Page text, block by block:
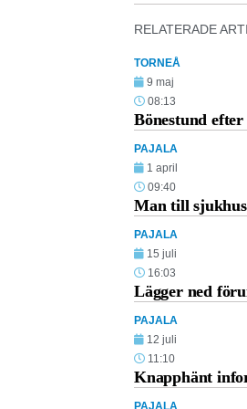
RELATERADE
TORNEÅ
9 maj
08:13
Bönestund
PAJALA
1 april
09:40
Man till
PAJALA
15 juli
16:03
Lägger ned
PAJALA
12 juli
11:10
Knapphänt
PAJALA